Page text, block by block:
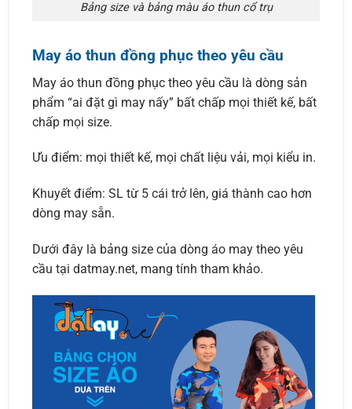
Bảng size và bảng màu áo thun cổ trụ
May áo thun đồng phục theo yêu cầu
May áo thun đồng phục theo yêu cầu là dòng sản
phẩm “ai đặt gì may nấy” bất chấp mọi thiết kế, bất
chấp mọi size.
Ưu điểm: mọi thiết kế, mọi chất liệu vải, mọi kiểu in.
Khuyết điểm: SL từ 5 cái trở lên, giá thành cao hơn
dòng may sẵn.
Dưới đây là bảng size của dòng áo may theo yêu
cầu tại datmay.net, mang tính tham khảo.